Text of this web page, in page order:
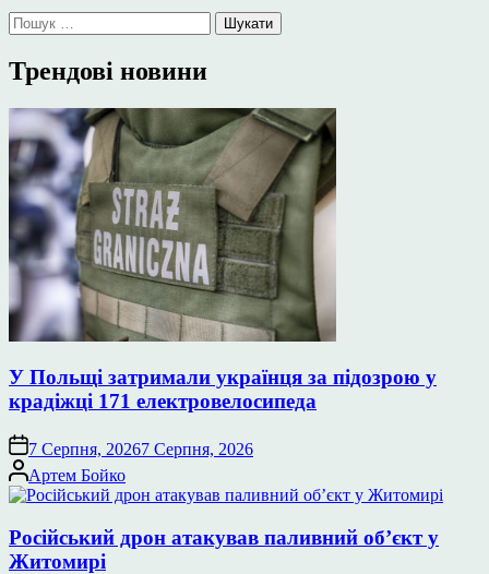
Пошук:
Трендові новини
У Польщі затримали українця за підозрою у
крадіжці 171 електровелосипеда
7 Серпня, 20267 Серпня, 2026
Опубліковано
Артем Бойко
Російський дрон атакував паливний об’єкт у
Житомирі